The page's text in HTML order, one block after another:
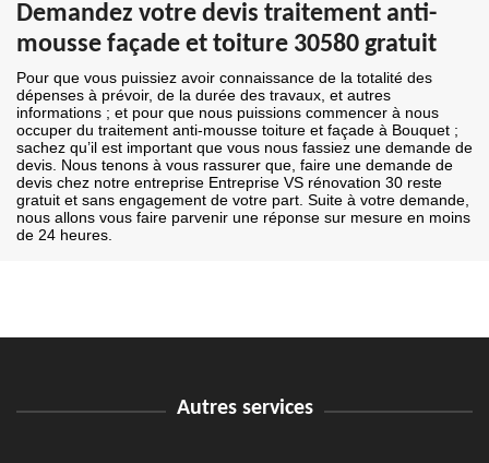
Demandez votre devis traitement anti-
mousse façade et toiture 30580 gratuit
Pour que vous puissiez avoir connaissance de la totalité des
dépenses à prévoir, de la durée des travaux, et autres
informations ; et pour que nous puissions commencer à nous
occuper du traitement anti-mousse toiture et façade à Bouquet ;
sachez qu’il est important que vous nous fassiez une demande de
devis. Nous tenons à vous rassurer que, faire une demande de
devis chez notre entreprise Entreprise VS rénovation 30 reste
gratuit et sans engagement de votre part. Suite à votre demande,
nous allons vous faire parvenir une réponse sur mesure en moins
de 24 heures.
Autres services